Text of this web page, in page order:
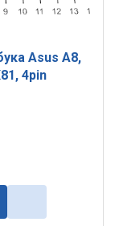
Asus A8,
4pin